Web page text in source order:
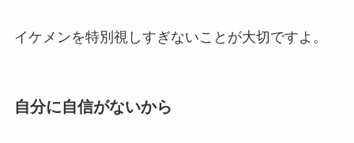
イケメンを特別視しすぎないことが大切ですよ。
自分に自信がないから